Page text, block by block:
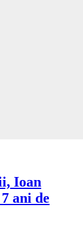
Ioan
ani de